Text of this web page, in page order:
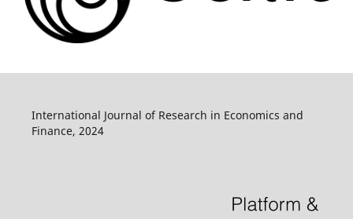
International Journal of Research in Economics and
Finance, 2024